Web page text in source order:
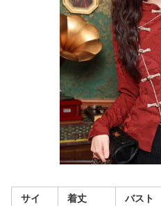
サイ
着丈
バスト